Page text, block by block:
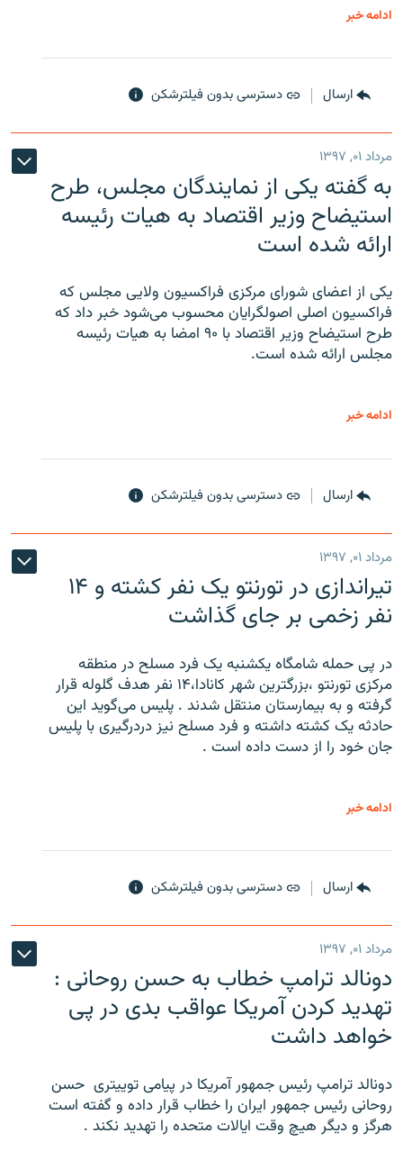
ادامه خبر
ارسال دسترسی بدون فیلترشکن
مرداد ۰۱, ۱۳۹۷
به گفته یکی از نمایندگان مجلس، طرح
استیضاح وزیر اقتصاد به هیات رئیسه
ارائه شده است
یکی از اعضای شورای مرکزی فراکسیون ولایی مجلس که
فراکسیون اصلی اصولگرایان محسوب می‌شود خبر داد که
طرح استیضاح وزیر اقتصاد با ۹۰ امضا به هیات رئیسه
مجلس ارائه شده است.
ادامه خبر
ارسال دسترسی بدون فیلترشکن
مرداد ۰۱, ۱۳۹۷
تیراندازی در تورنتو یک نفر کشته و ۱۴
نفر زخمی بر جای گذاشت
در پی حمله شامگاه یکشنبه یک فرد مسلح در منطقه
مرکزی تورنتو ،‌بزرگترین شهر کانادا،۱۴ نفر هدف گلوله قرار
گرفته و به بیمارستان منتقل شدند . پلیس می‌گوید این
حادثه یک کشته داشته و فرد مسلح نیز دردرگیری با پلیس
جان خود را از دست داده است .
ادامه خبر
ارسال دسترسی بدون فیلترشکن
مرداد ۰۱, ۱۳۹۷
دونالد ترامپ خطاب به حسن روحانی :
تهدید کردن آمریکا عواقب بدی در پی
خواهد داشت
دونالد ترامپ رئیس جمهور آمریکا در پیامی توییتری ‌ حسن
روحانی رئیس جمهور ایران را خطاب قرار داده و گفته است
هرگز و دیگر هیچ وقت ایالات متحده را تهدید نکند .